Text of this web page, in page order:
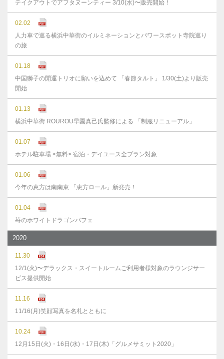
テイクアウトでアフタヌーンティー 3/10(水)〜販売開始！
02.02
人力車で巡る横浜中華街のイルミネーションとパワースポット寺院巡り
の旅
01.18
中国獅子の開運トリオに願いを込めて 「春節タルト」 1/30(土)より販売
開始
01.13
横浜中華街 ROUROU早園真己氏監修による 「制服リニューアル」
01.07
ホテル駐車場 <無料> 宿泊・デイユース全プラン対象
01.06
今年の恵方は南南東 「恵方ロール」新発売！
01.04
苺のホワイトドラゴンパフェ
2020
11.30
12/1(火)〜デラックス・スイートルームご利用者様対象のラウンジサー
ビス提供開始
11.16
11/16(月)笑顔写真を名札とともに
10.24
12月15日(火)・16日(水)・17日(木)「グルメサミット2020」